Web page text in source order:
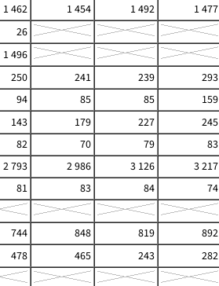
1 462 1 454 1 492 1 477
26
1 496
250 241 239 293
94 85 85 159
143 179 227 245
82 70 79 83
2 793 2 986 3 126 3 217
81 83 84 74
744 848 819 892
478 465 243 282